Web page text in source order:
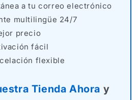
a tu correo electrónico
multilingüe 24/7
precio
fácil
flexible
Tienda Ahora y